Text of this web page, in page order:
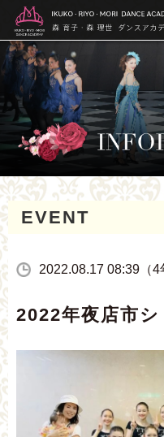
EVENT
2022.08.17 08:39（4
2022年夜店市